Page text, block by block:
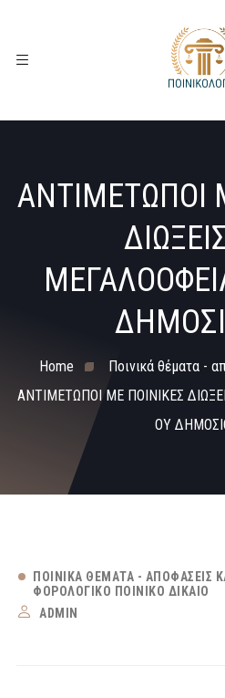
ΑΝΤΙΜΕΤΩΠΟΙ
Home
Ποινικά θέματα -
ΑΝΤΙΜΕΤΩΠΟΙ ΜΕ ΠΟΙΝΙΚΕΣ
ΟΥ
ΠΟΙΝΙΚΆ ΘΈΜΑΤΑ - ΑΠΟΦΆΣΕΙΣ
ΦΟΡΟΛΟΓΙΚΌ ΠΟΙΝΙΚΌ ΔΊΚΑΙΟ
ADMIN